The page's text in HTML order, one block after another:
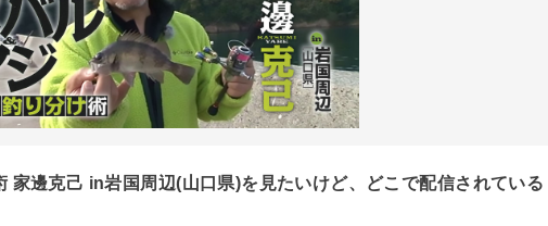
家邊克己 in岩国周辺(山口県)を見たいけど、どこで配信されている